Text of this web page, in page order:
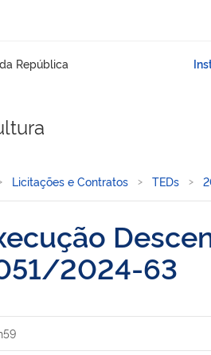
Licitações e Contratos TEDs
2024-63